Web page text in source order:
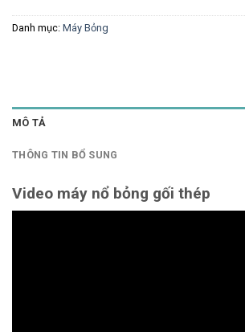
Danh mục: Máy Bỏng
MÔ TẢ
THÔNG TIN BỔ SUNG
Video máy nổ bỏng gối thép